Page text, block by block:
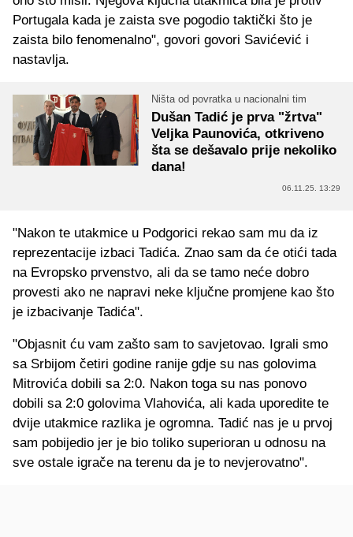
Portugala kada je zaista sve pogodio taktički što je
zaista bilo fenomenalno", govori govori Savićević i
nastavlja.
Ništa od povratka u nacionalni tim
Dušan Tadić je prva "žrtva"
Veljka Paunovića, otkriveno
šta se dešavalo prije nekoliko
dana!
06.11.25. 13:29
"Nakon te utakmice u Podgorici rekao sam mu da iz
reprezentacije izbaci Tadića. Znao sam da će otići tada
na Evropsko prvenstvo, ali da se tamo neće dobro
provesti ako ne napravi neke ključne promjene kao što
je izbacivanje Tadića".
"Objasnit ću vam zašto sam to savjetovao. Igrali smo
sa Srbijom četiri godine ranije gdje su nas golovima
Mitrovića dobili sa 2:0. Nakon toga su nas ponovo
dobili sa 2:0 golovima Vlahovića, ali kada uporedite te
dvije utakmice razlika je ogromna. Tadić nas je u prvoj
sam pobijedio jer je bio toliko superioran u odnosu na
sve ostale igrače na terenu da je to nevjerovatno".